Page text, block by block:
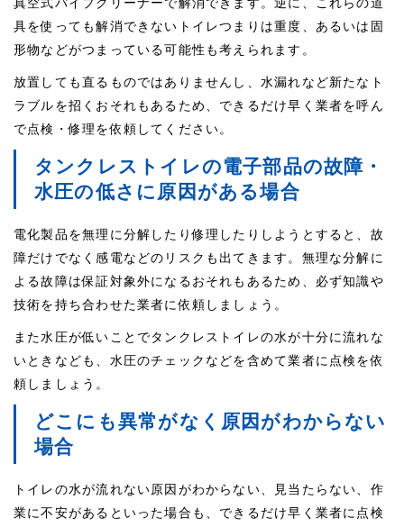
具を使っても解消できないトイレつまりは重度、あるいは固
形物などがつまっている可能性も考えられます。
放置しても直るものではありませんし、水漏れなど新たなト
ラブルを招くおそれもあるため、できるだけ早く業者を呼ん
で点検・修理を依頼してください。
タンクレストイレの電子部品の故障・
水圧の低さに原因がある場合
電化製品を無理に分解したり修理したりしようとすると、故
障だけでなく感電などのリスクも出てきます。無理な分解に
よる故障は保証対象外になるおそれもあるため、必ず知識や
技術を持ち合わせた業者に依頼しましょう。
また水圧が低いことでタンクレストイレの水が十分に流れな
いときなども、水圧のチェックなどを含めて業者に点検を依
頼しましょう。
どこにも異常がなく原因がわからない
場合
トイレの水が流れない原因がわからない、見当たらない、作
業に不安があるといった場合も、できるだけ早く業者に点検